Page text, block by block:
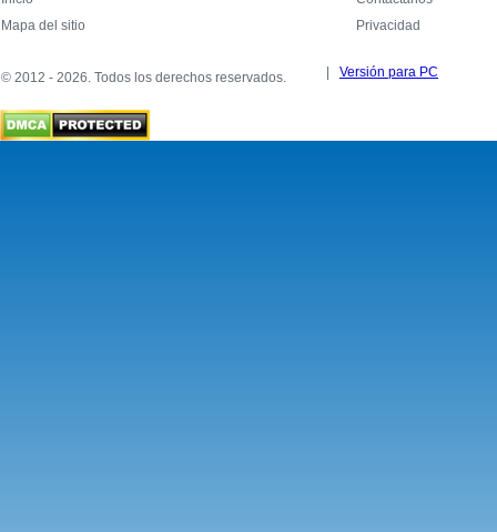
Mapa del sitio
Privacidad
© 2012 - 2026. Todos los derechos reservados. Versión para PC